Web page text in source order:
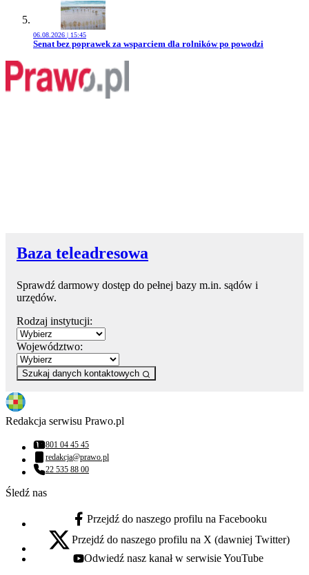
06.08.2026 | 15:45
Przejdź do artykułu:
Senat bez poprawek za wsparciem dla rolników po powodzi
Baza teleadresowa
Sprawdź darmowy dostęp do pełnej bazy m.in. sądów i
urzędów.
Rodzaj instytucji:
Województwo:
Szukaj danych kontaktowych
Redakcja serwisu Prawo.pl
Numer telefonu:
801 04 45 45
Adres email:
redakcja@prawo.pl
Numer telefonu:
22 535 88 00
Śledź nas
facebook - otwiera się w nowej karcie
Przejdź do naszego profilu na Facebooku
x - otwiera się w nowej karcie
Przejdź do naszego profilu na X (dawniej Twitter)
youtube - otwiera się w nowej karcie
Odwiedź nasz kanał w serwisie YouTube